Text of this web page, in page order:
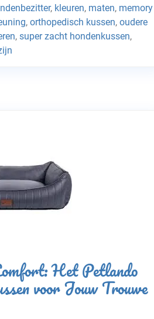
, kleuren, maten, memory
, orthopedisch kussen, oudere
, super zacht hondenkussen,
Het Petlando
voor Jouw Trouwe